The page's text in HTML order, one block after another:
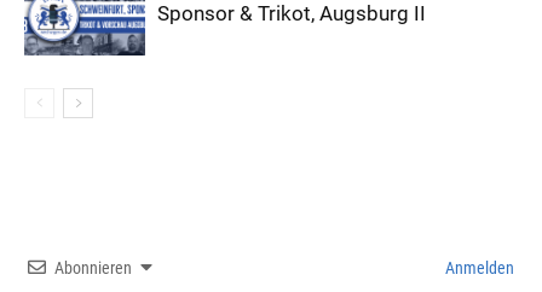
Sponsor & Trikot, Augsburg II
Abonnieren Anmelden